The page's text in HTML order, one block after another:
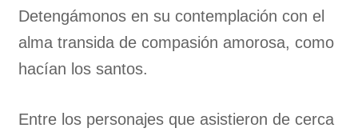
Detengámonos en su contemplación con el
alma transida de compasión amorosa, como
hacían los santos.
Entre los personajes que asistieron de cerca